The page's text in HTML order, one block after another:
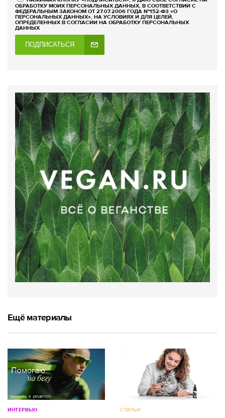
ОБРАБОТКУ МОИХ ПЕРСОНАЛЬНЫХ ДАННЫХ, В СООТВЕТСТВИИ С
ФЕДЕРАЛЬНЫМ ЗАКОНОМ ОТ 27.07.2006 ГОДА №152-ФЗ «О
ПЕРСОНАЛЬНЫХ ДАННЫХ», НА УСЛОВИЯХ И ДЛЯ ЦЕЛЕЙ,
ОПРЕДЕЛЕННЫХ В СОГЛАСИИ НА ОБРАБОТКУ ПЕРСОНАЛЬНЫХ
ДАННЫХ
ПОДПИСАТЬСЯ
Ещё материалы
ИНТЕРВЬЮ СТАТЬИ